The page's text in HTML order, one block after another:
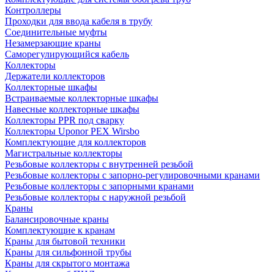
Контроллеры
Проходки для ввода кабеля в трубу
Соединительные муфты
Незамерзающие краны
Саморегулирующийся кабель
Коллекторы
Держатели коллекторов
Коллекторные шкафы
Встраиваемые коллекторные шкафы
Навесные коллекторные шкафы
Коллекторы PPR под сварку
Коллекторы Uponor PEX Wirsbo
Комплектующие для коллекторов
Магистральные коллекторы
Резьбовые коллекторы с внутренней резьбой
Резьбовые коллекторы с запорно-регулировочными кранами
Резьбовые коллекторы с запорными кранами
Резьбовые коллекторы с наружной резьбой
Краны
Балансировочные краны
Комплектующие к кранам
Краны для бытовой техники
Краны для сильфонной трубы
Краны для скрытого монтажа